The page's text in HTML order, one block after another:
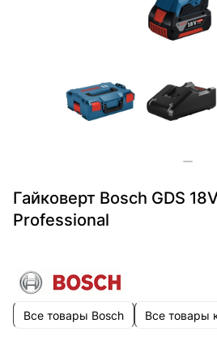
Гайковерт Bosch GDS
Professional
Все товары Bosch Все товары